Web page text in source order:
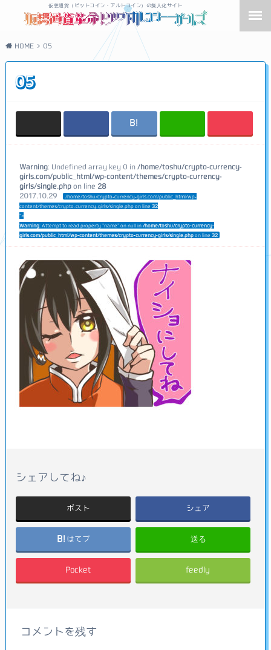
仮想通貨（ビットコイン・アルトコイン）の擬人化サイト
HOME 05
05
Warning: Undefined array key 0 in /home/toshu/crypto-currency-
girls.com/public_html/wp-content/themes/crypto-currency-
girls/single.php on line 28
2017.10.29
/home/toshu/crypto-currency-girls.com/public_html/wp-
content/themes/crypto-currency-girls/single.php on line32
">
Warning: Attempt to read property "name" on null in /home/toshu/crypto-currency-
girls.com/public_html/wp-content/themes/crypto-currency-girls/single.php on line32
シェアしてね♪
ポスト シェア
はてブ 送る
Pocket feedly
コメントを残す